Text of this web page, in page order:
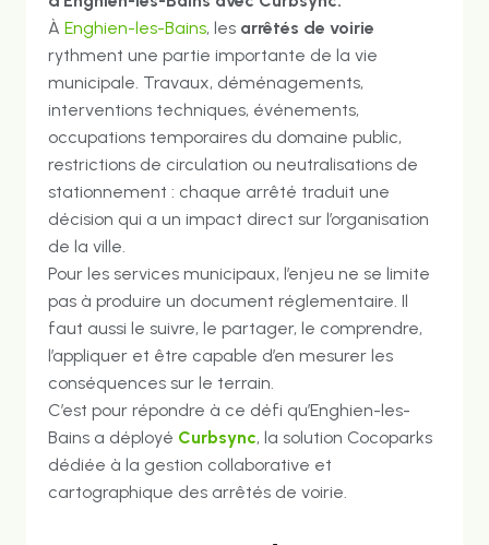
À Enghien-les-Bains, les arrêtés de voirie
rythment une partie importante de la vie
municipale. Travaux, déménagements,
interventions techniques, événements,
occupations temporaires du domaine public,
restrictions de circulation ou neutralisations de
stationnement : chaque arrêté traduit une
décision qui a un impact direct sur l’organisation
de la ville.
Pour les services municipaux, l’enjeu ne se limite
pas à produire un document réglementaire. Il
faut aussi le suivre, le partager, le comprendre,
l’appliquer et être capable d’en mesurer les
conséquences sur le terrain.
C’est pour répondre à ce défi qu’Enghien-les-
Bains a déployé Curbsync, la solution Cocoparks
dédiée à la gestion collaborative et
cartographique des arrêtés de voirie.